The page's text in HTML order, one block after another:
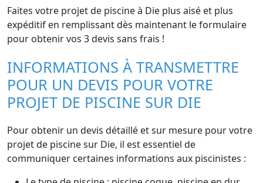
Faites votre projet de piscine à Die plus aisé et plus
expéditif en remplissant dès maintenant le formulaire
pour obtenir vos 3 devis sans frais !
INFORMATIONS À TRANSMETTRE
POUR UN DEVIS POUR VOTRE
PROJET DE PISCINE SUR DIE
Pour obtenir un devis détaillé et sur mesure pour votre
projet de piscine sur Die, il est essentiel de
communiquer certaines informations aux piscinistes :